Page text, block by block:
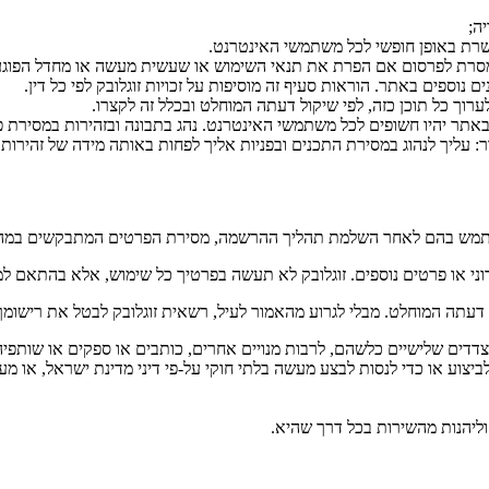
באופן חופשי לכל משתמשי האינטרנט.
לפרסום אם הפרת את תנאי השימוש או שעשית מעשה או מחדל הפוגע
באתר. הוראות סעיף זה מוסיפות על זכויות זוגלובק לפי כל דין.
כל תוכן כזה, לפי שיקול דעתה המוחלט ובכלל זה לקצרו.
חשופים לכל משתמשי האינטרנט. נהג בתבונה ובזהירות במסירת
לנהוג במסירת התכנים ובפניות אליך לפחות באותה מידה של
בהם לאחר השלמת תהליך ההרשמה, מסירת הפרטים המתבקשים
פרטים נוספים. זוגלובק לא תעשה בפרטיך כל שימוש, אלא בהתאם
המוחלט. מבלי לגרוע מהאמור לעיל, רשאית זוגלובק לבטל את
שלישיים כלשהם, לרבות מנויים אחרים, כותבים או ספקים או
או כדי לנסות לבצע מעשה בלתי חוקי על-פי דיני מדינת ישראל, או
מהשירות בכל דרך שהיא.